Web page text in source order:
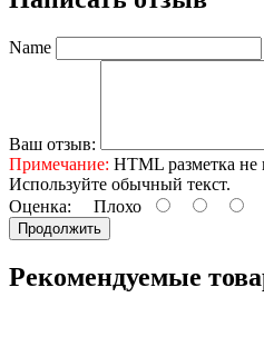
Name
Ваш отзыв:
Примечание: HTML разметка не
Используйте обычный текст.
Оценка: Плохо
Продолжить
Рекомендуемые